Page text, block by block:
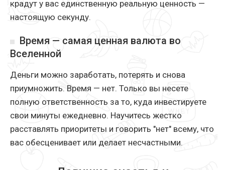
крадут у вас единственную реальную ценность —
настоящую секунду.
Время — самая ценная валюта во
Вселенной
Деньги можно заработать, потерять и снова
приумножить. Время — нет. Только вы несете
полную ответственность за то, куда инвестируете
свои минуты ежедневно. Научитесь жестко
расставлять приоритеты и говорить "нет" всему, что
вас обесценивает или делает несчастными.